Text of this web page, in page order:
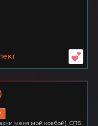
меня мой ковбой). СПБ